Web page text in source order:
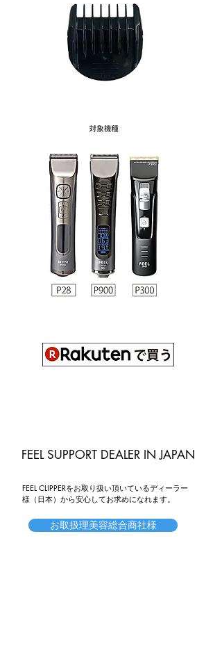
FEEL SUPPORT DEALER IN JAPAN
FEEL CLIPPERをお取り扱い頂いているディーラー
様（日本）から安心してお求めになれます。
お取扱理美容総合商社様